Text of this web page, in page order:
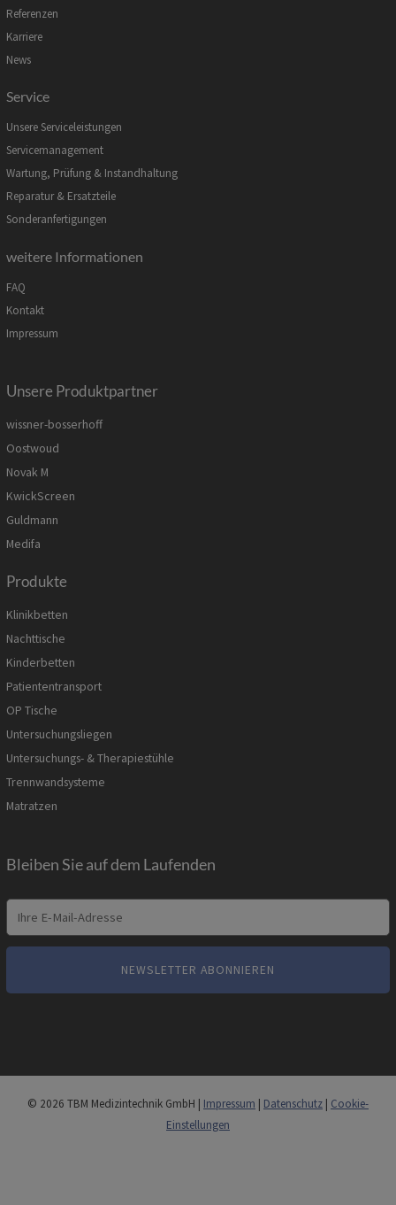
Referenzen
Karriere
News
Service
Unsere Serviceleistungen
Servicemanagement
Wartung, Prüfung & Instandhaltung
Reparatur & Ersatzteile
Sonderanfertigungen
weitere Informationen
FAQ
Kontakt
Impressum
Unsere Produktpartner
wissner-bosserhoff
Oostwoud
Novak M
KwickScreen
Guldmann
Medifa
Produkte
Klinikbetten
Nachttische
Kinderbetten
Patiententransport
OP Tische
Untersuchungsliegen
Untersuchungs- & Therapiestühle
Trennwandsysteme
Matratzen
Bleiben Sie auf dem Laufenden
© 2026 TBM Medizintechnik GmbH | Impressum Datenschutz Cookie-
Einstellungen